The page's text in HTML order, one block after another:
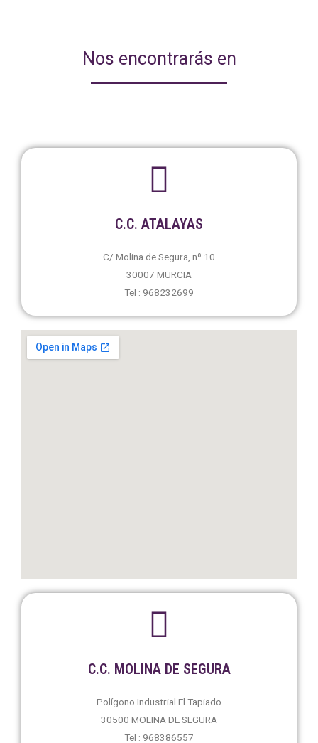
Nos encontrarás en
C.C. ATALAYAS
C/ Molina de Segura, nº 10
30007 MURCIA
Tel : 968232699
C.C. MOLINA DE SEGURA
Polígono Industrial El Tapiado
30500 MOLINA DE SEGURA
Tel : 968386557